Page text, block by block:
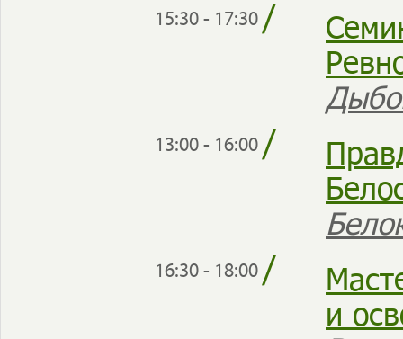
15:30 - 17:30/
13:00 - 16:00/
16:30 - 18:00/
и